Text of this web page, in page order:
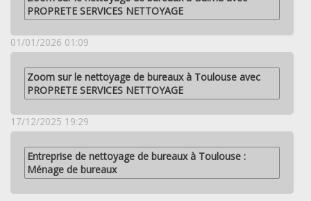
PROPRETE SERVICES NETTOYAGE
01/01/2026 01:09
Zoom sur le nettoyage de bureaux à Toulouse avec
PROPRETE SERVICES NETTOYAGE
17/12/2025 19:29
Entreprise de nettoyage de bureaux à Toulouse :
Ménage de bureaux